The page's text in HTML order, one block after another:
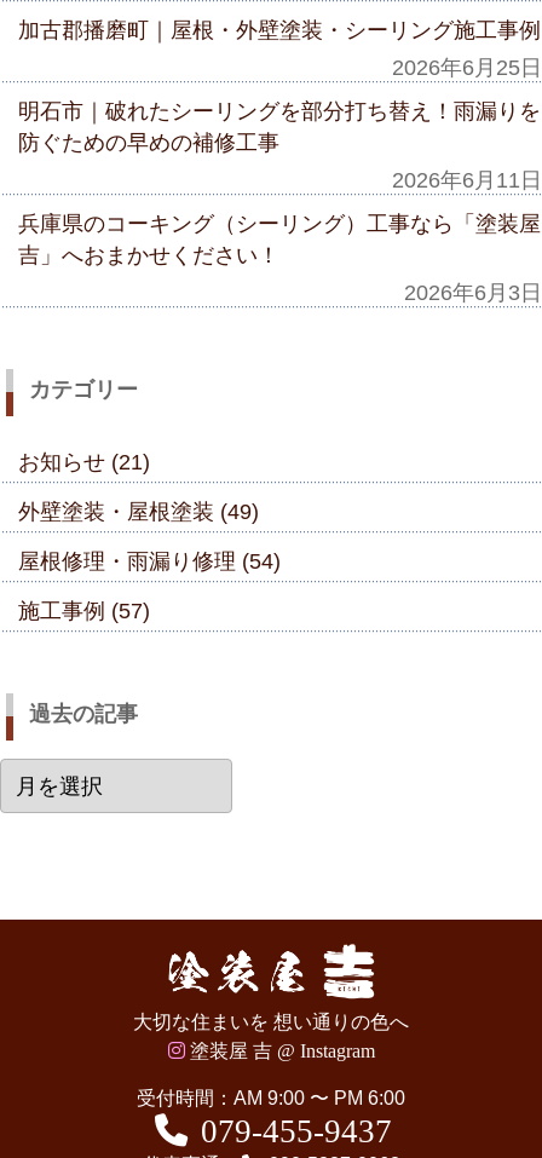
加古郡播磨町｜屋根・外壁塗装・シーリング施工事例
2026年6月25日
明石市｜破れたシーリングを部分打ち替え！雨漏りを
防ぐための早めの補修工事
2026年6月11日
兵庫県のコーキング（シーリング）工事なら「塗装屋
吉」へおまかせください！
2026年6月3日
カテゴリー
お知らせ (21)
外壁塗装・屋根塗装 (49)
屋根修理・雨漏り修理 (54)
施工事例 (57)
過去の記事
去
大切な住まいを 想い通りの色へ
塗装屋 吉 @ Instagram
受付時間：AM 9:00 〜 PM 6:00
079-455-9437